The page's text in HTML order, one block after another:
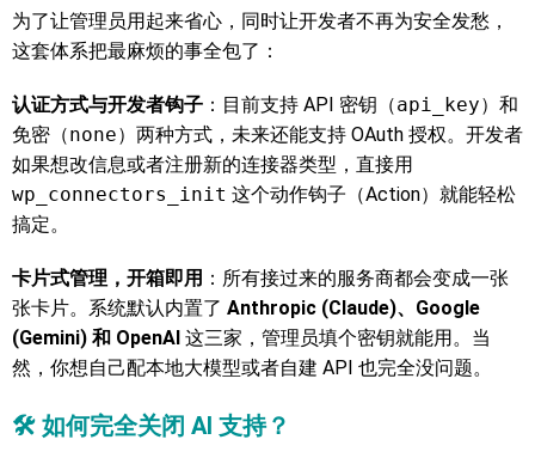
为了让管理员用起来省心，同时让开发者不再为安全发愁，
这套体系把最麻烦的事全包了：
认证方式与开发者钩子 ：目前支持 API 密钥（api_key）和
免密（none）两种方式，未来还能支持 OAuth 授权。开发者
如果想改信息或者注册新的连接器类型，直接用
wp_connectors_init 这个动作钩子（Action）就能轻松
搞定。
卡片式管理，开箱即用 ：所有接过来的服务商都会变成一张
张卡片。系统默认内置了 Anthropic (Claude)、Google
(Gemini) 和 OpenAI 这三家，管理员填个密钥就能用。当
然，你想自己配本地大模型或者自建 API 也完全没问题。
🛠️ 如何完全关闭 AI 支持？